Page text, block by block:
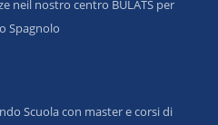
neil nostro centro BULATS per
Spagnolo
Scuola con master e corsi di